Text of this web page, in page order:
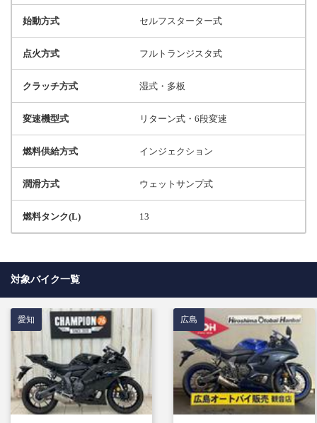
始動方式 セルフスターター式
点火方式 フルトランジスタ式
クラッチ方式 湿式・多板
変速機型式 リターン式・6段変速
燃料供給方式 インジェクション
潤滑方式 ウェットサンプ式
燃料タンク(L) 13
対象バイク一覧
愛知 広島